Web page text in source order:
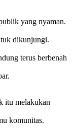
yang nyaman.
dikunjungi.
terus berbenah
itu melakukan
komunitas.